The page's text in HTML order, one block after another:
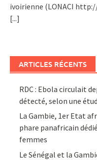
ivoirienne (LONACI
[...]
ARTICLES RÉCENTS
RDC : Ebola circulait
détecté, selon une
La Gambie, 1er Etat
phare panafricain
femmes
Le Sénégal et la